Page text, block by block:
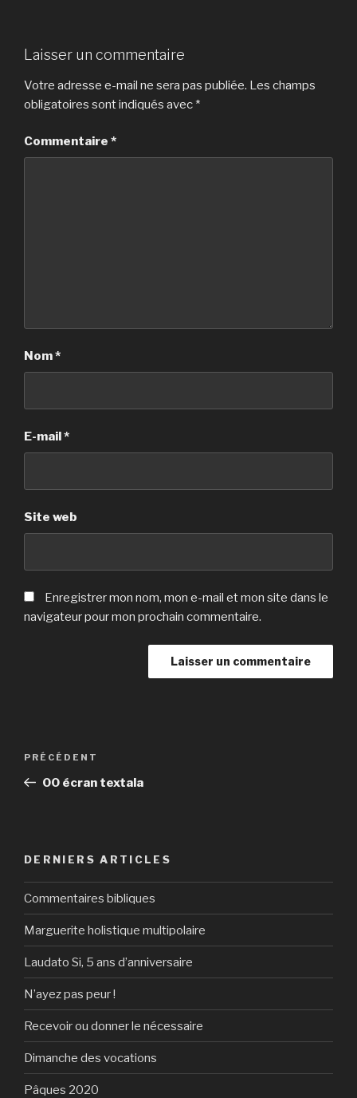
Laisser un commentaire
Votre adresse e-mail ne sera pas publiée. Les champs
obligatoires sont indiqués avec *
Commentaire *
Nom*
E-mail*
Site web
Enregistrer mon nom, mon e-mail et mon site dans le
navigateur pour mon prochain commentaire.
Navigation
l’article
Article
précédent
PRÉCÉDENT
00 écran textala
DERNIERS ARTICLES
Commentaires bibliques
Marguerite holistique multipolaire
Laudato Si, 5 ans d’anniversaire
N’ayez pas peur !
Recevoir ou donner le nécessaire
Dimanche des vocations
Pâques 2020